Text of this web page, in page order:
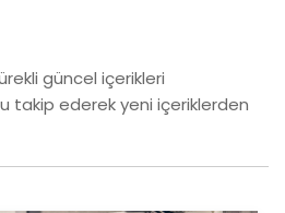
güncel içerikleri
takip ederek yeni içeriklerden